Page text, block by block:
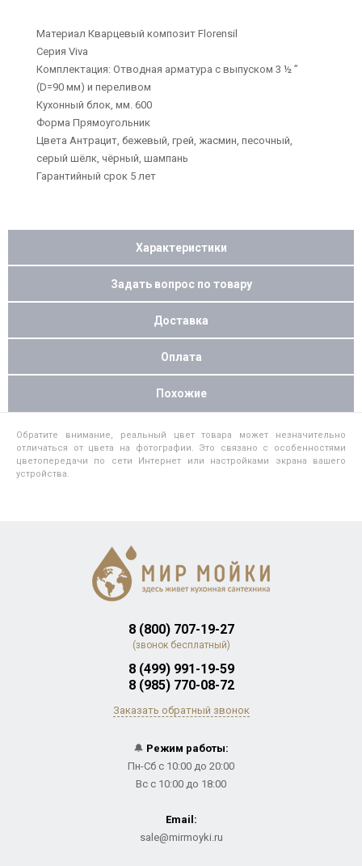
Материал Кварцевый композит Florensil
Серия Viva
Комплектация: Отводная арматура с выпуском 3 ½ ”
(D=90 мм) и переливом
Кухонный блок, мм. 600
Форма Прямоугольник
Цвета Антрацит, бежевый, грей, жасмин, песочный,
серый шёлк, чёрный, шампань
Гарантийный срок 5 лет
Характеристики
Задать вопрос по товару
Доставка
Оплата
Похожие
Обратите внимание, реальный цвет товара может незначительно
отличаться от цвета на фотографии. Это связано с особенностями
цветопередачи по сети Интернет или настройками экрана вашего
устройства.
8 (800) 707-19-27
(звонок бесплатный)
8 (499) 991-19-59
8 (985) 770-08-72
Заказать обратный звонок
🔔 Режим работы:
Пн-Сб с 10:00 до 20:00
Вс с 10:00 до 18:00
Email:
sale@mirmoyki.ru